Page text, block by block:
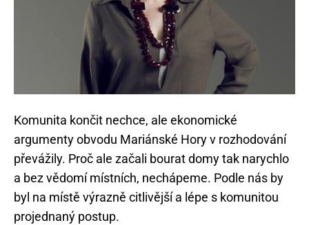
Komunita končit nechce, ale ekonomické
argumenty obvodu Mariánské Hory v rozhodování
převážily. Proč ale začali bourat domy tak narychlo
a bez vědomí místních, nechápeme. Podle nás by
byl na místě výrazně citlivější a lépe s komunitou
projednaný postup.